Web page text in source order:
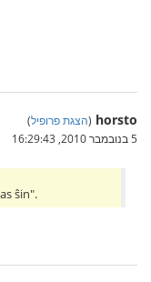
horsto
(הצגת פרופיל)
5 בנובמבר 2010, 16:29:43
ŝin".